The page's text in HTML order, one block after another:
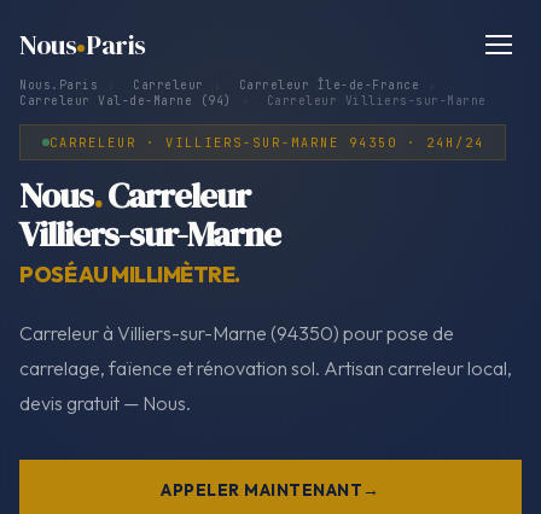
Nous Paris
Nous.Paris Carreleur Carreleur Île-de-France
Carreleur Val-de-Marne (94)
Carreleur Villiers-sur-Marne
CARRELEUR · VILLIERS-SUR-MARNE 94350 · 24H/24
Nous.Carreleur
Villiers-sur-Marne
POSÉ AU MILLIMÈTRE.
Carreleur à Villiers-sur-Marne (94350) pour pose de
carrelage, faïence et rénovation sol. Artisan carreleur local,
devis gratuit — Nous.
APPELER MAINTENANT